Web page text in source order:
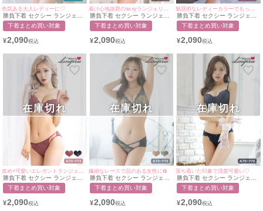
色気ある大人レディーに♡
勝負下着 セクシー ランジェリ
ー エレガントフラワー刺繍レ
ースブラ＆ラインショーツ2点
下着まとめ買い対象
¥2,090
勝負下着 セクシー ランジェリ
ー ビジュー付き大柄フラワー
ブラ＆レースショーツ2点セッ
下着まとめ買い対象
¥2,090
勝負下着 セクシー ランジェリ
ー 刺繍レースワインカラーマ
カロニコードブラ＆紐ショーツ
下着まとめ買い対象
¥2,090
勝負下着 セクシー ランジェリ
ー バックラインデザインレー
スブラ＆ラインショーツ2点セ
下着まとめ買い対象
¥2,090
在庫切れ
繊細なレースで品のある女性に✿
勝負下着 セクシー ランジェリ
ー ヌーディー花柄シアーレー
スブラ＆2ラインショーツ2点
下着まとめ買い対象
¥2,090
在庫切れ
落ち着いた印象で清楚可愛い♡
勝負下着 セクシー ランジェリ
ー総レースソフトワイヤーカッ
プブラジャー＆ショーツ2点セ
下着まとめ買い対象
¥2,090
在庫切れ